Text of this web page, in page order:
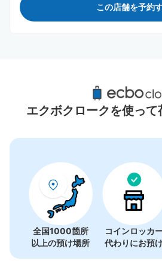
この店舗を予約
西宮北口駅周辺のおすす
19件
エクボクロークを使って
全国1000箇所
以上の預け場所
コインロッカ
代わりにお預